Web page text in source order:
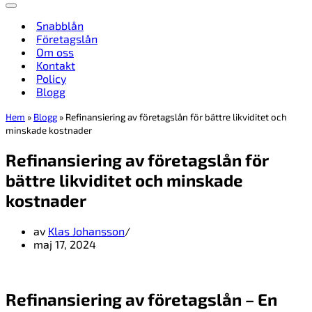
Navigeringsmeny
Snabblån
Företagslån
Om oss
Kontakt
Policy
Blogg
Hem » Blogg » Refinansiering av företagslån för bättre likviditet och
minskade kostnader
Refinansiering av företagslån för
bättre likviditet och minskade
kostnader
av Klas Johansson
maj 17, 2024
Refinansiering av företagslån – En